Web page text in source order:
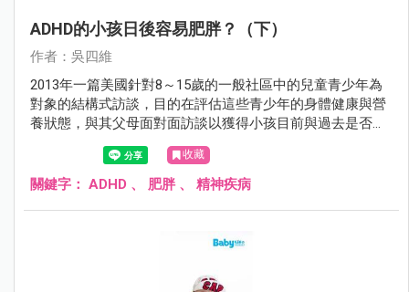
ADHD的小孩日後容易肥胖？（下）
作者：吳四維
2013年一篇美國針對8～15歲的一般社區中的兒童青少年為
對象的結構式訪談，目的在評估這些青少年的身體健康與營
養狀態，與其父母面對面訪談以獲得小孩目前與過去是否有
ADHD、目前是否有使用藥物來治療ADHD等資料，發現這些
完成評估的3050個8～15歲兒童青少年中：
收藏
關鍵字： ADHD 、 肥胖、 精神疾病